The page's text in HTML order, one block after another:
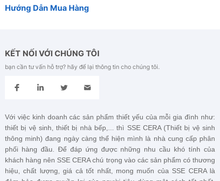
250.000đ
Hướng Dẫn Mua Hàng
KẾT NỐI VỚI CHÚNG TÔI
bạn cần tư vấn hỗ trợ? hãy để lại thông tin cho chúng tôi.
Với việc kinh doanh các sản phẩm thiết yếu của mỗi gia đình như:
thiết bị vệ sinh, thiết bị nhà bếp,... thì SSE CERA (Thiết bị vệ sinh
thông minh) đang ngày càng thể hiện mình là nhà cung cấp phân
phối hàng đầu. Để đáp ứng được những nhu cầu khó tính của
khách hàng nên SSE CERAchú trọng vào các sản phẩm có thương
hiệu, chất lượng, giá cả tốt nhất, mong muốn của SSE CERAlà